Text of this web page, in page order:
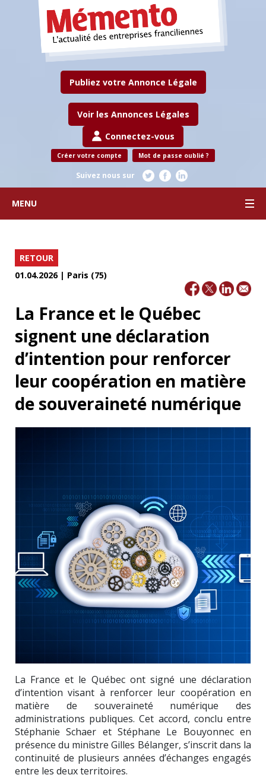
Publiez votre Annonce Légale
Voir les Annonces Légales
Connectez-vous
Créer votre compte Mot de passe oublié ?
Suivez nous sur
MENU
RETOUR
01.04.2026 | Paris (75)
La France et le Québec
signent une déclaration
d’intention pour renforcer
leur coopération en matière
de souveraineté numérique
La France et le Québec ont signé une déclaration
d’intention visant à renforcer leur coopération en
matière de souveraineté numérique des
administrations publiques. Cet accord, conclu entre
Stéphanie Schaer etStéphane Le Bouyonnecen
présence du ministreGilles Bélanger, s’inscrit dans la
continuité de plusieurs années d’échanges engagés
entre les deux territoires.